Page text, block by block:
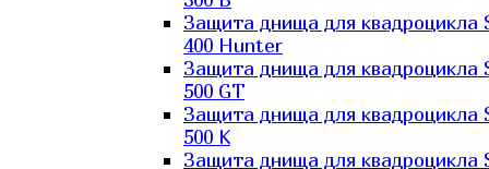
Защита днища для квадроцикла
400 Hunter
Защита днища для квадроцикла
500 GT
Защита днища для квадроцикла
500 K
Защита днища для квадроцикла